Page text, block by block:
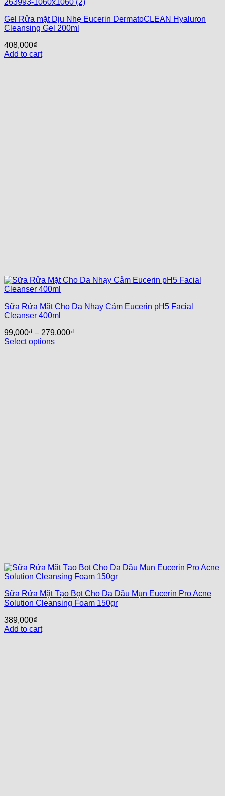
Gel Rửa mặt Dịu Nhẹ Eucerin DermatoCLEAN Hyaluron
Cleansing Gel 200ml
408,000₫
Add to cart
Sữa Rửa Mặt Cho Da Nhạy Cảm Eucerin pH5 Facial
Cleanser 400ml
99,000₫ – 279,000₫
Select options
Sữa Rửa Mặt Tạo Bọt Cho Da Dầu Mụn Eucerin Pro Acne
Solution Cleansing Foam 150gr
389,000₫
Add to cart